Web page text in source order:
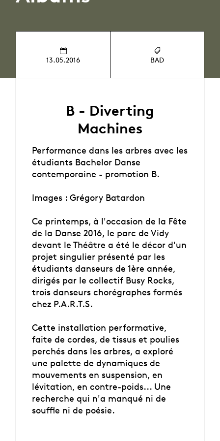
13.05.2016 BAD
B - Diverting
Machines
Performance dans les arbres avec les
étudiants Bachelor Danse
contemporaine - promotion B.
Images : Grégory Batardon
Ce printemps, à l'occasion de la Fête
de la Danse 2016, le parc de Vidy
devant le Théâtre a été le décor d'un
projet singulier présenté par les
étudiants danseurs de 1ère année,
dirigés par le collectif Busy Rocks,
trois danseurs chorégraphes formés
chez P.A.R.T.S.
Cette installation performative,
faite de cordes, de tissus et poulies
perchés dans les arbres, a exploré
une palette de dynamiques de
mouvements en suspension, en
lévitation, en contre-poids... Une
recherche qui n'a manqué ni de
souffle ni de poésie.